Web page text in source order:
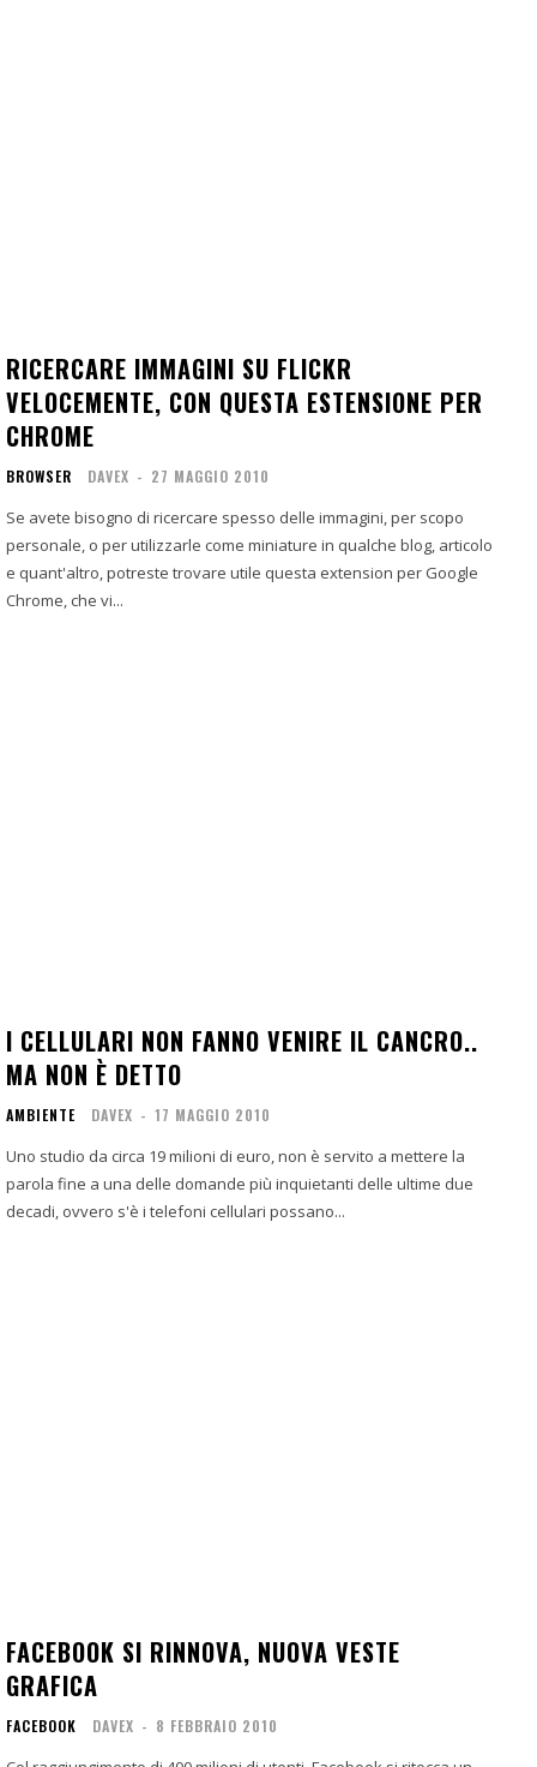
RICERCARE IMMAGINI SU FLICKR
VELOCEMENTE, CON QUESTA ESTENSIONE PER
CHROME
BROWSER DAVEX - 27 MAGGIO 2010
Se avete bisogno di ricercare spesso delle immagini, per scopo
personale, o per utilizzarle come miniature in qualche blog, articolo
e quant'altro, potreste trovare utile questa extension per Google
Chrome, che vi...
I CELLULARI NON FANNO VENIRE IL CANCRO..
MA NON È DETTO
AMBIENTE DAVEX - 17 MAGGIO 2010
Uno studio da circa 19 milioni di euro, non è servito a mettere la
parola fine a una delle domande più inquietanti delle ultime due
decadi, ovvero s'è i telefoni cellulari possano...
FACEBOOK SI RINNOVA, NUOVA VESTE
GRAFICA
FACEBOOK DAVEX - 8 FEBBRAIO 2010